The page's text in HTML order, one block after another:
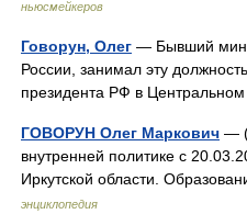
ньюсмейкеров
Говорун, Олег — Бывший
России, занимал эту
президента РФ в
ГОВОРУН Олег Маркович —
внутренней политике с
Иркутской области.
энциклопедия